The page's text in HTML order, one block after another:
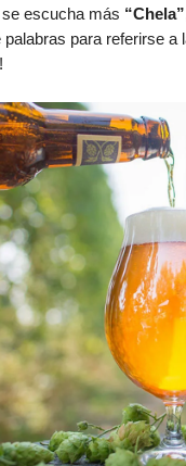
escucha más “Chela”
palabras para referirse